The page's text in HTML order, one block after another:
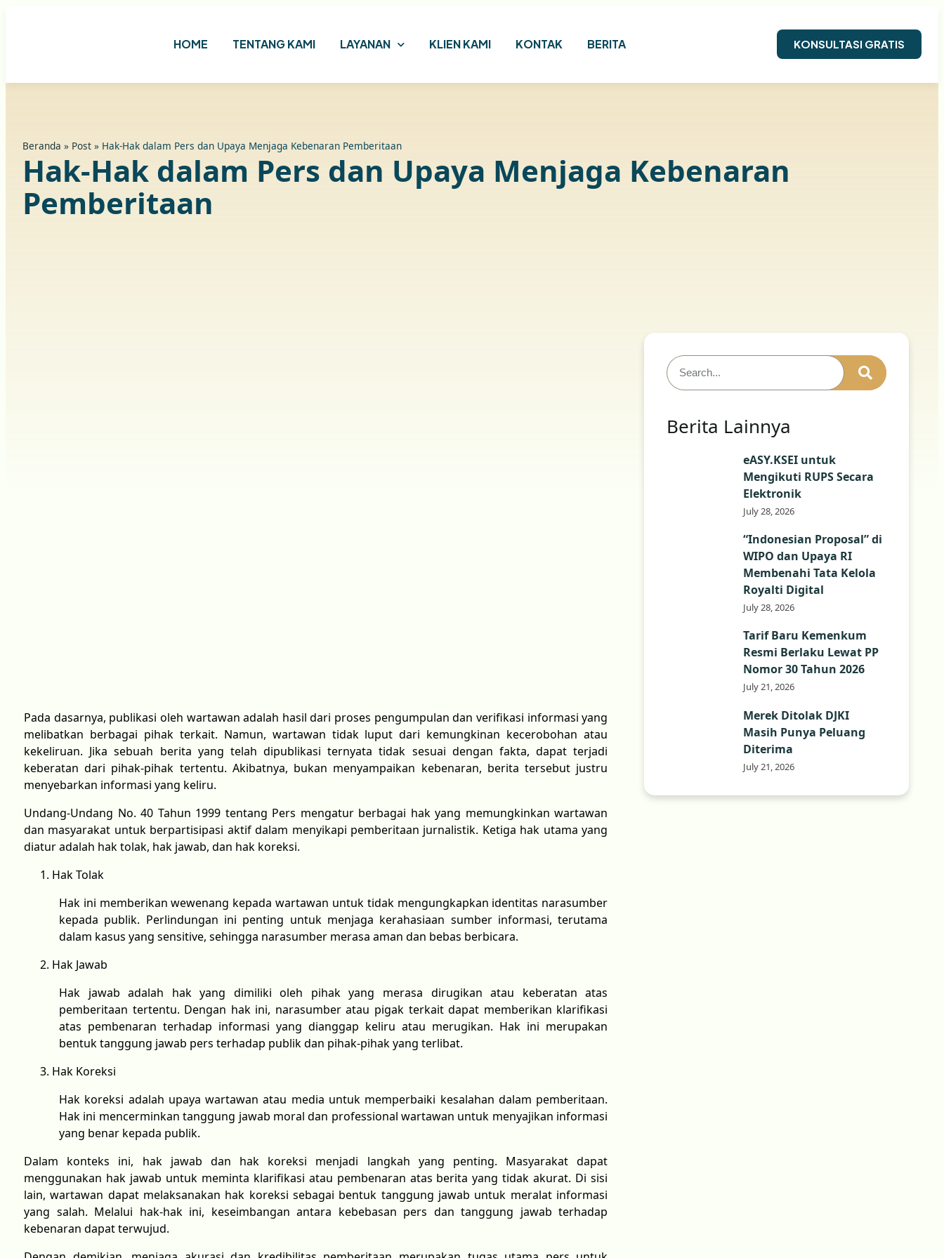
HOME TENTANG KAMI LAYANAN KLIEN KAMI KONTAK BERITA KONSULTASI GRATIS
Beranda » Post » Hak-Hak dalam Pers dan Upaya Menjaga Kebenaran Pemberitaan
Hak-Hak dalam Pers dan Upaya Menjaga Kebenaran
Pemberitaan
Pada dasarnya, publikasi oleh wartawan adalah hasil dari proses pengumpulan dan verifikasi informasi yang
melibatkan berbagai pihak terkait. Namun, wartawan tidak luput dari kemungkinan kecerobohan atau
kekeliruan. Jika sebuah berita yang telah dipublikasi ternyata tidak sesuai dengan fakta, dapat terjadi
keberatan dari pihak-pihak tertentu. Akibatnya, bukan menyampaikan kebenaran, berita tersebut justru
menyebarkan informasi yang keliru.
Undang-Undang No. 40 Tahun 1999 tentang Pers mengatur berbagai hak yang memungkinkan wartawan
dan masyarakat untuk berpartisipasi aktif dalam menyikapi pemberitaan jurnalistik. Ketiga hak utama yang
diatur adalah hak tolak, hak jawab, dan hak koreksi.
Hak Tolak
Hak ini memberikan wewenang kepada wartawan untuk tidak mengungkapkan identitas narasumber
kepada publik. Perlindungan ini penting untuk menjaga kerahasiaan sumber informasi, terutama
dalam kasus yang sensitive, sehingga narasumber merasa aman dan bebas berbicara.
Hak Jawab
Hak jawab adalah hak yang dimiliki oleh pihak yang merasa dirugikan atau keberatan atas
pemberitaan tertentu. Dengan hak ini, narasumber atau pigak terkait dapat memberikan klarifikasi
atas pembenaran terhadap informasi yang dianggap keliru atau merugikan. Hak ini merupakan
bentuk tanggung jawab pers terhadap publik dan pihak-pihak yang terlibat.
Hak Koreksi
Hak koreksi adalah upaya wartawan atau media untuk memperbaiki kesalahan dalam pemberitaan.
Hak ini mencerminkan tanggung jawab moral dan professional wartawan untuk menyajikan informasi
yang benar kepada publik.
Dalam konteks ini, hak jawab dan hak koreksi menjadi langkah yang penting. Masyarakat dapat
menggunakan hak jawab untuk meminta klarifikasi atau pembenaran atas berita yang tidak akurat. Di sisi
lain, wartawan dapat melaksanakan hak koreksi sebagai bentuk tanggung jawab untuk meralat informasi
yang salah. Melalui hak-hak ini, keseimbangan antara kebebasan pers dan tanggung jawab terhadap
kebenaran dapat terwujud.
Berita Lainnya
eASY.KSEI untuk
Mengikuti RUPS Secara
Elektronik
July 28, 2026
“Indonesian Proposal” di
WIPO dan Upaya RI
Membenahi Tata Kelola
Royalti Digital
July 28, 2026
Tarif Baru Kemenkum
Resmi Berlaku Lewat PP
Nomor 30 Tahun 2026
July 21, 2026
Merek Ditolak DJKI
Masih Punya Peluang
Diterima
July 21, 2026